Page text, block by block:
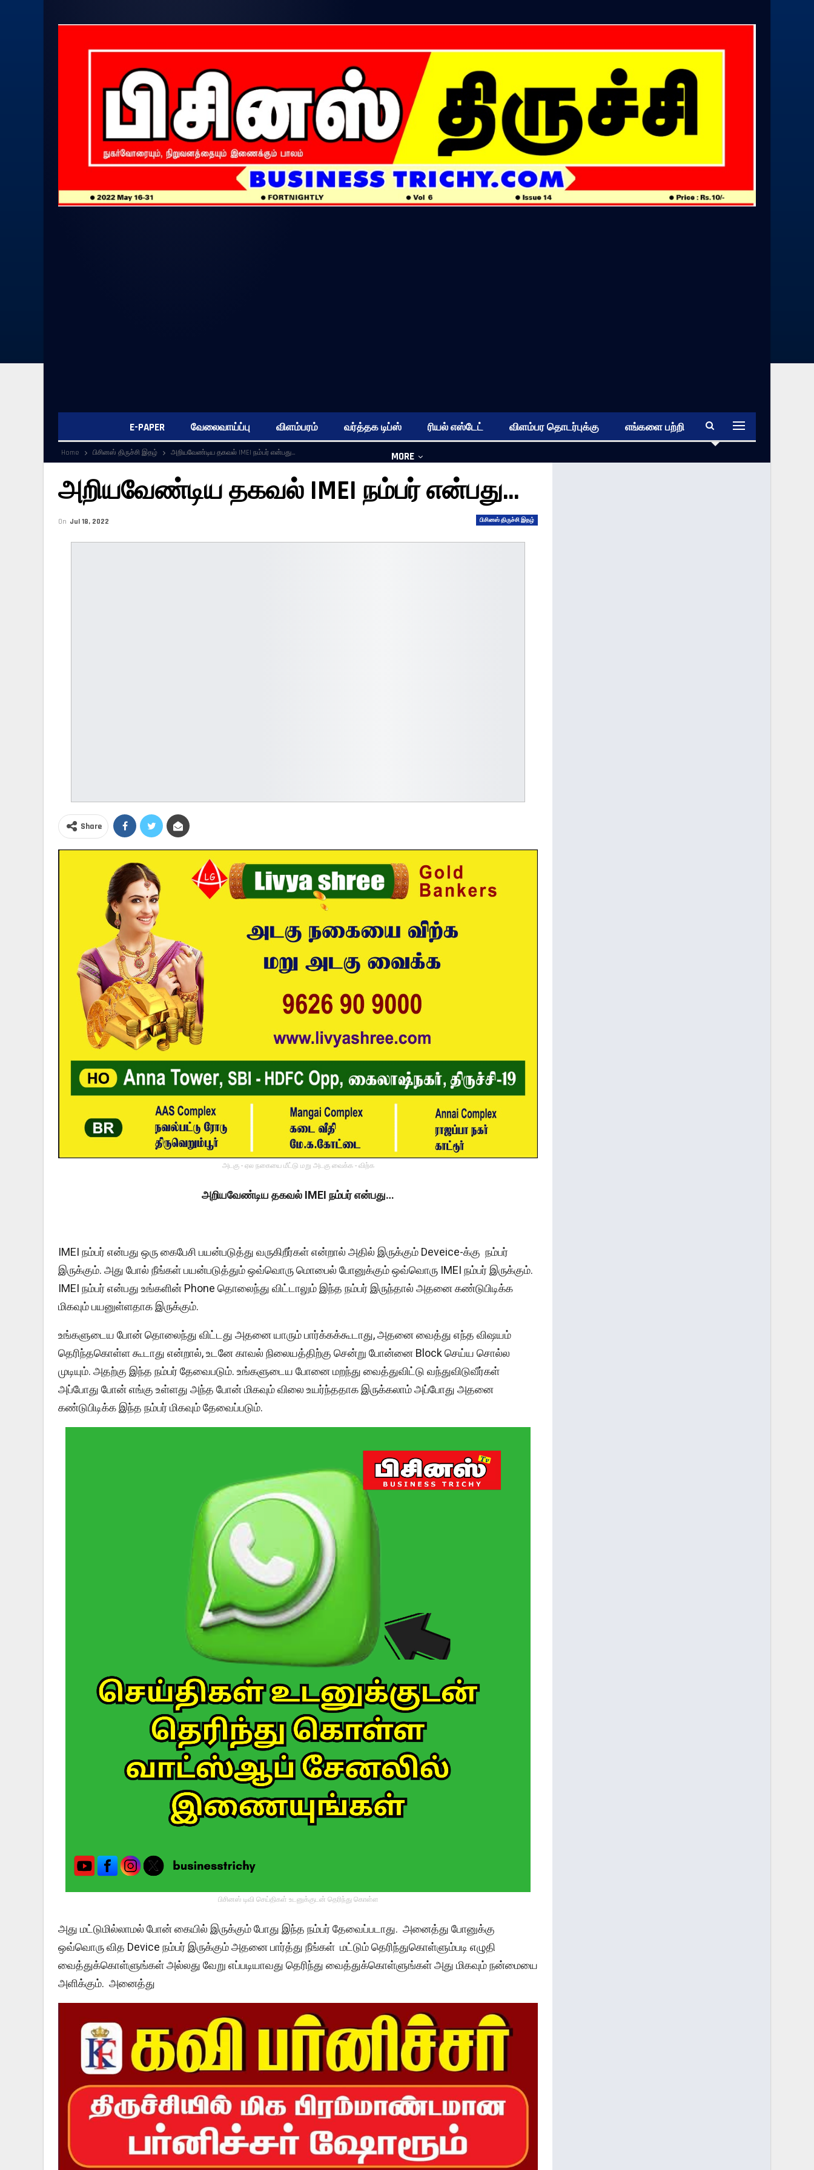
E-PAPER வேலைவாய்ப்பு விளம்பரம் வர்த்தக டிப்ஸ் ரியல் எஸ்டேட் விளம்பர தொடர்புக்கு எங்களை பற்றி
MORE
Home பிசினஸ் திருச்சி இதழ் அறியவேண்டிய தகவல் IMEI நம்பர் என்பது…
அறியவேண்டிய தகவல் IMEI நம்பர் என்பது…
பிசினஸ் திருச்சி இதழ்
On Jul 18, 2022
Share
அடகு - ஏல நகையை மீட்டு மறு அடகு வைக்க - விற்க
அறியவேண்டிய தகவல் IMEI நம்பர் என்பது…
IMEI நம்பர் என்பது ஒரு கைபேசி பயன்படுத்து வருகிறீர்கள் என்றால் அதில் இருக்கும் Deveice-க்கு நம்பர்
இருக்கும். அது போல் நீங்கள் பயன்படுத்தும் ஒவ்வொரு மொபைல் போனுக்கும் ஒவ்வொரு IMEI நம்பர் இருக்கும்.
IMEI நம்பர் என்பது உங்களின் Phone தொலைந்து விட்டாலும் இந்த நம்பர் இருந்தால் அதனை கண்டுபிடிக்க
மிகவும் பயனுள்ளதாக இருக்கும்.
உங்களுடைய போன் தொலைந்து விட்டது அதனை யாரும் பார்க்கக்கூடாது, அதனை வைத்து எந்த விஷயம்
தெரிந்தகொள்ள கூடாது என்றால், உடனே காவல் நிலையத்திற்கு சென்று போன்னை Block செய்ய சொல்ல
முடியும். அதற்கு இந்த நம்பர் தேவைபடும். உங்களுடைய போனை மறந்து வைத்துவிட்டு வந்துவிடுவீர்கள்
அப்போது போன் எங்கு உள்ளது அந்த போன் மிகவும் விலை உயர்ந்ததாக இருக்கலாம் அப்போது அதனை
கண்டுபிடிக்க இந்த நம்பர் மிகவும் தேவைப்படும்.
பிசினஸ் டிவி செய்திகள் உடனுக்குடன் தெரிந்து கொள்ள
அது மட்டுமில்லாமல் போன் கையில் இருக்கும் போது இந்த நம்பர் தேவைப்படாது. அனைத்து போனுக்கு
ஒவ்வொரு வித Device நம்பர் இருக்கும் அதனை பார்த்து நீங்கள் மட்டும் தெரிந்துகொள்ளும்படி எழுதி
வைத்துக்கொள்ளுங்கள் அல்லது வேறு எப்படியாவது தெரிந்து வைத்துக்கொள்ளுங்கள் அது மிகவும் நன்மையை
அளிக்கும். அனைத்து